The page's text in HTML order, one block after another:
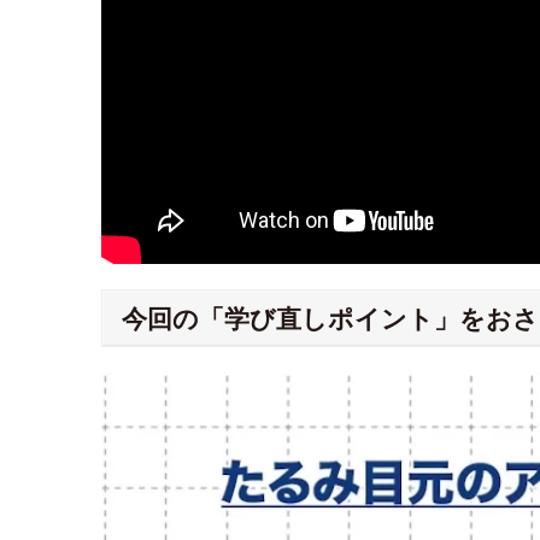
今回の「学び直しポイント」をお